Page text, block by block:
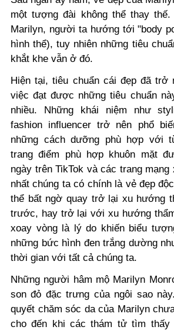
một tượng đài không thể thay
Marilyn, người ta hướng tới "body
hình thể), tuy nhiên những tiêu
khắt khe vẫn ở đó.
Hiện tại, tiêu chuẩn cái đẹp đã trở
việc đạt được những tiêu chuẩn
nhiều. Những khái niệm như
fashion influencer trở nên phổ
những cách dưỡng phù hợp với
trang điểm phù hợp khuôn mặt
ngày trên TikTok và các trang
nhất chúng ta có chính là vẻ đẹp
thể bất ngờ quay trở lại xu hướng
trước, hay trở lại với xu hướng
xoay vòng là lý do khiến biểu
những bức hình đen trắng dường
thời gian với tất cả chúng ta.
Những người hâm mộ Marilyn
son đỏ đặc trưng của ngôi sao
quyết chăm sóc da của Marilyn
cho đến khi các thám tử tìm